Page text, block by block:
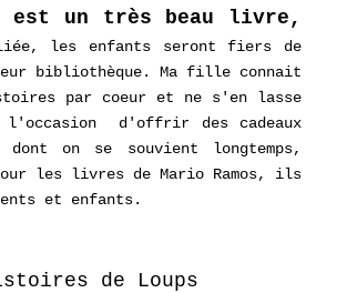
est un très beau livre,
les enfants seront fiers de
bibliothèque. Ma fille connait
par coeur et ne s'en lasse
l'occasion d'offrir des cadeaux
dont on se souvient longtemps,
les livres de Mario Ramos, ils
et enfants.
de Loups